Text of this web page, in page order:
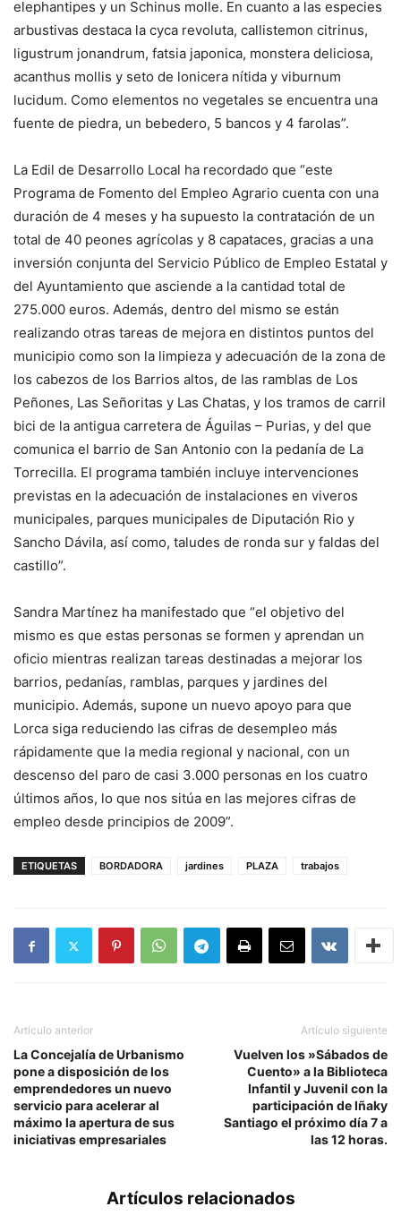
elephantipes y un Schinus molle. En cuanto a las especies
arbustivas destaca la cyca revoluta, callistemon citrinus,
ligustrum jonandrum, fatsia japonica, monstera deliciosa,
acanthus mollis y seto de lonicera nítida y viburnum
lucidum. Como elementos no vegetales se encuentra una
fuente de piedra, un bebedero, 5 bancos y 4 farolas”.
La Edil de Desarrollo Local ha recordado que “este
Programa de Fomento del Empleo Agrario cuenta con una
duración de 4 meses y ha supuesto la contratación de un
total de 40 peones agrícolas y 8 capataces, gracias a una
inversión conjunta del Servicio Público de Empleo Estatal y
del Ayuntamiento que asciende a la cantidad total de
275.000 euros. Además, dentro del mismo se están
realizando otras tareas de mejora en distintos puntos del
municipio como son la limpieza y adecuación de la zona de
los cabezos de los Barrios altos, de las ramblas de Los
Peñones, Las Señoritas y Las Chatas, y los tramos de carril
bici de la antigua carretera de Águilas – Purias, y del que
comunica el barrio de San Antonio con la pedanía de La
Torrecilla. El programa también incluye intervenciones
previstas en la adecuación de instalaciones en viveros
municipales, parques municipales de Diputación Rio y
Sancho Dávila, así como, taludes de ronda sur y faldas del
castillo”.
Sandra Martínez ha manifestado que “el objetivo del
mismo es que estas personas se formen y aprendan un
oficio mientras realizan tareas destinadas a mejorar los
barrios, pedanías, ramblas, parques y jardines del
municipio. Además, supone un nuevo apoyo para que
Lorca siga reduciendo las cifras de desempleo más
rápidamente que la media regional y nacional, con un
descenso del paro de casi 3.000 personas en los cuatro
últimos años, lo que nos sitúa en las mejores cifras de
empleo desde principios de 2009”.
ETIQUETAS BORDADORA jardines PLAZA trabajos
Artículo anterior
La Concejalía de Urbanismo
pone a disposición de los
emprendedores un nuevo
servicio para acelerar al
máximo la apertura de sus
iniciativas empresariales
Artículo siguiente
Vuelven los »Sábados de
Cuento» a la Biblioteca
Infantil y Juvenil con la
participación de Iñaky
Santiago el próximo día 7 a
las 12 horas.
Artículos relacionados